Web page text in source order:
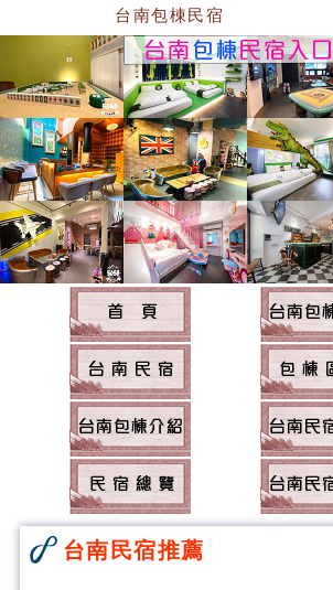
台南包棟民宿~台南民宿住宿
台南民宿推薦